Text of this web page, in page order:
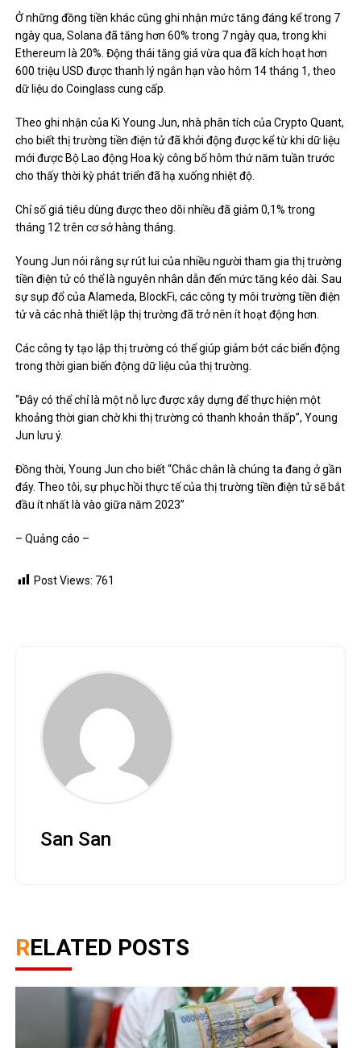
Ở những đồng tiền khác cũng ghi nhận mức tăng đáng kể trong 7
ngày qua, Solana đã tăng hơn 60% trong 7 ngày qua, trong khi
Ethereum là 20%. Động thái tăng giá vừa qua đã kích hoạt hơn
600 triệu USD được thanh lý ngắn hạn vào hôm 14 tháng 1, theo
dữ liệu do Coinglass cung cấp.
Theo ghi nhận của Ki Young Jun, nhà phân tích của Crypto Quant,
cho biết thị trường tiền điện tử đã khởi động được kể từ khi dữ liệu
mới được Bộ Lao động Hoa kỳ công bố hôm thứ năm tuần trước
cho thấy thời kỳ phát triển đã hạ xuống nhiệt độ.
Chỉ số giá tiêu dùng được theo dõi nhiều đã giảm 0,1% trong
tháng 12 trên cơ sở hàng tháng.
Young Jun nói rằng sự rút lui của nhiều người tham gia thị trường
tiền điện tử có thể là nguyên nhân dẫn đến mức tăng kéo dài.Sau
sự sụp đổ của Alameda, BlockFi, các công ty môi trường tiền điện
tử và các nhà thiết lập thị trường đã trở nên ít hoạt động hơn.
Các công ty tạo lập thị trường có thể giúp giảm bớt các biến động
trong thời gian biến động dữ liệu của thị trường.
“Đây có thể chỉ là một nỗ lực được xây dựng để thực hiện một
khoảng thời gian chờ khi thị trường có thanh khoản thấp”, Young
Jun lưu ý.
Đồng thời, Young Jun cho biết “Chắc chắn là chúng ta đang ở gần
đáy. Theo tôi, sự phục hồi thực tế của thị trường tiền điện tử sẽ bắt
đầu ít nhất là vào giữa năm 2023”
– Quảng cáo –
Post Views: 761
San San
RELATED POSTS